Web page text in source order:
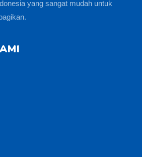
yang sangat mudah untuk